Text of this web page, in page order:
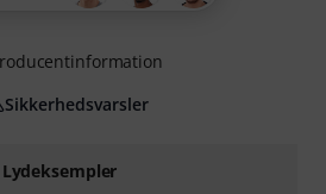
Lydeksempler
Sikkerhedsvarsler